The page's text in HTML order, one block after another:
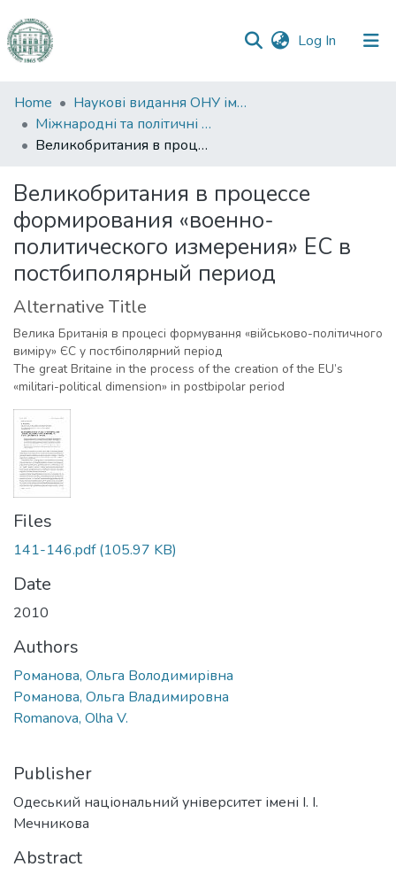
Log In (current)
Communities
&
Collections
Statistics
Home
Наукові видання ОНУ імені І. І. Мечникова
Міжнародні та політичні дослідження
Великобритания в процессе формирования «военно-политического измерения» ЕС в постбиполярный период
Великобритания в процессе
формирования «военно-
политического измерения» ЕС в
постбиполярный период
Alternative Title
Велика Британія в процесі формування «військово-політичного
виміру» ЄС у постбіполярний період
The great Britaine in the process of the creation of the EU’s
«militari-political dimension» in postbipolar period
Files
141-146.pdf(105.97 KB)
Date
2010
Authors
Романова, Ольга Володимирівна
Романова, Ольга Владимировна
Romanova, Olha V.
Publisher
Одеський національний університет імені І. І.
Мечникова
Abstract